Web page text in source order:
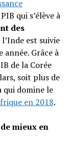
qui s’élève à
des
l’Inde est suivie
Grâce à
de la Corée
soit plus de
qui domine le
en 2018.
mieux en